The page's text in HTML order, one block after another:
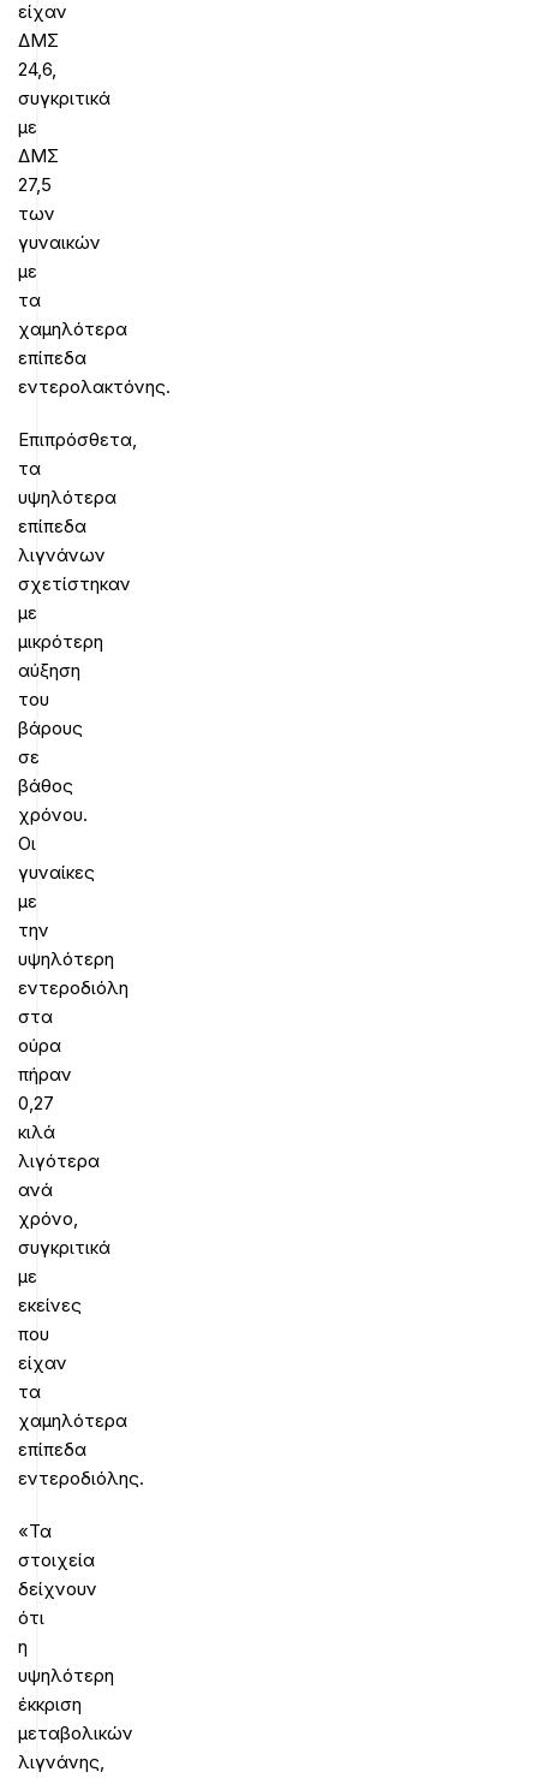
είχαν
ΔΜΣ
24,6,
συγκριτικά
με
ΔΜΣ
27,5
των
γυναικών
με
τα
χαμηλότερα
επίπεδα
εντερολακτόνης.
Επιπρόσθετα,
τα
υψηλότερα
επίπεδα
λιγνάνων
σχετίστηκαν
με
μικρότερη
αύξηση
του
βάρους
σε
βάθος
χρόνου.
Οι
γυναίκες
με
την
υψηλότερη
εντεροδιόλη
στα
ούρα
πήραν
0,27
κιλά
λιγότερα
ανά
χρόνο,
συγκριτικά
με
εκείνες
που
είχαν
τα
χαμηλότερα
επίπεδα
εντεροδιόλης.
«Τα
στοιχεία
δείχνουν
ότι
η
υψηλότερη
έκκριση
μεταβολικών
λιγνάνης,